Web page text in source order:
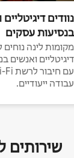
נוודים
בנסיעות עסקים
מקומות לינה נוחים
דיגיטליים ואנשים
עבודה ייעודיים.
שירותים